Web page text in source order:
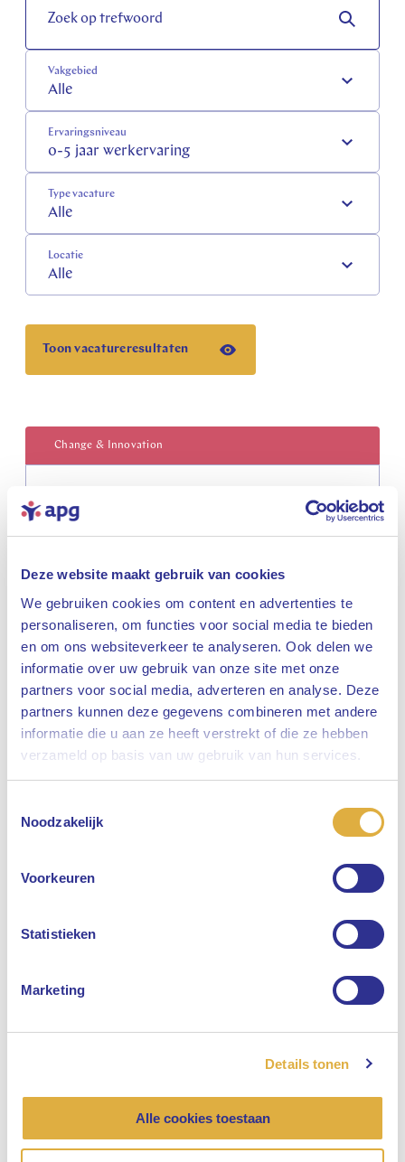
Deze website maakt gebruik van cookies
We gebruiken cookies om content en advertenties te
personaliseren, om functies voor social media te bieden
en om ons websiteverkeer te analyseren. Ook delen we
informatie over uw gebruik van onze site met onze
partners voor social media, adverteren en analyse. Deze
partners kunnen deze gegevens combineren met andere
informatie die u aan ze heeft verstrekt of die ze hebben
verzameld op basis van uw gebruik van hun services.
Noodzakelijk
Voorkeuren
Statistieken
Marketing
Details tonen
Alle cookies toestaan
Sluiten
Zoek op trefwoord
Vakgebied
Alle
Ervaringsniveau
0-5 jaar werkervaring
Type vacature
Alle
Locatie
Alle
Toon vacatureresultaten
Change & Innovation
AI Engineer (Innovatie & AI)
Bekijk vacature
Adobe Experience Manager(
Dienstverband